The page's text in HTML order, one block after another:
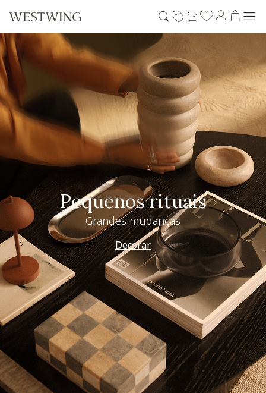
Pequenos rituais
Grandes mudanças
Decorar